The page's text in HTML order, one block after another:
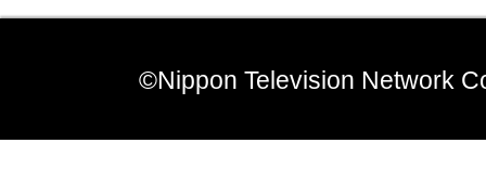
©Nippon Television Network